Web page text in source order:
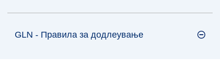
GLN - Правила за додлеување